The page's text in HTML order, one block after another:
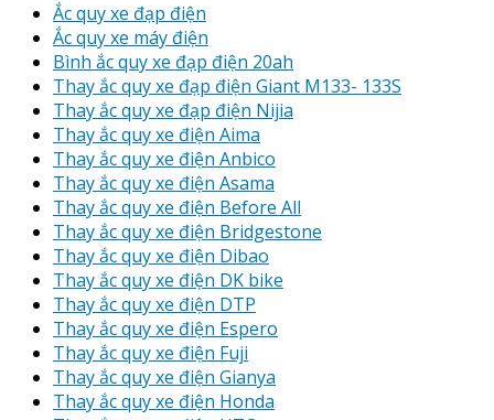
Ắc quy xe đạp điện
Ắc quy xe máy điện
Bình ắc quy xe đạp điện 20ah
Thay ắc quy xe đạp điện Giant M133- 133S
Thay ắc quy xe đạp điện Nijia
Thay ắc quy xe điện Aima
Thay ắc quy xe điện Anbico
Thay ắc quy xe điện Asama
Thay ắc quy xe điện Before All
Thay ắc quy xe điện Bridgestone
Thay ắc quy xe điện Dibao
Thay ắc quy xe điện DK bike
Thay ắc quy xe điện DTP
Thay ắc quy xe điện Espero
Thay ắc quy xe điện Fuji
Thay ắc quy xe điện Gianya
Thay ắc quy xe điện Honda